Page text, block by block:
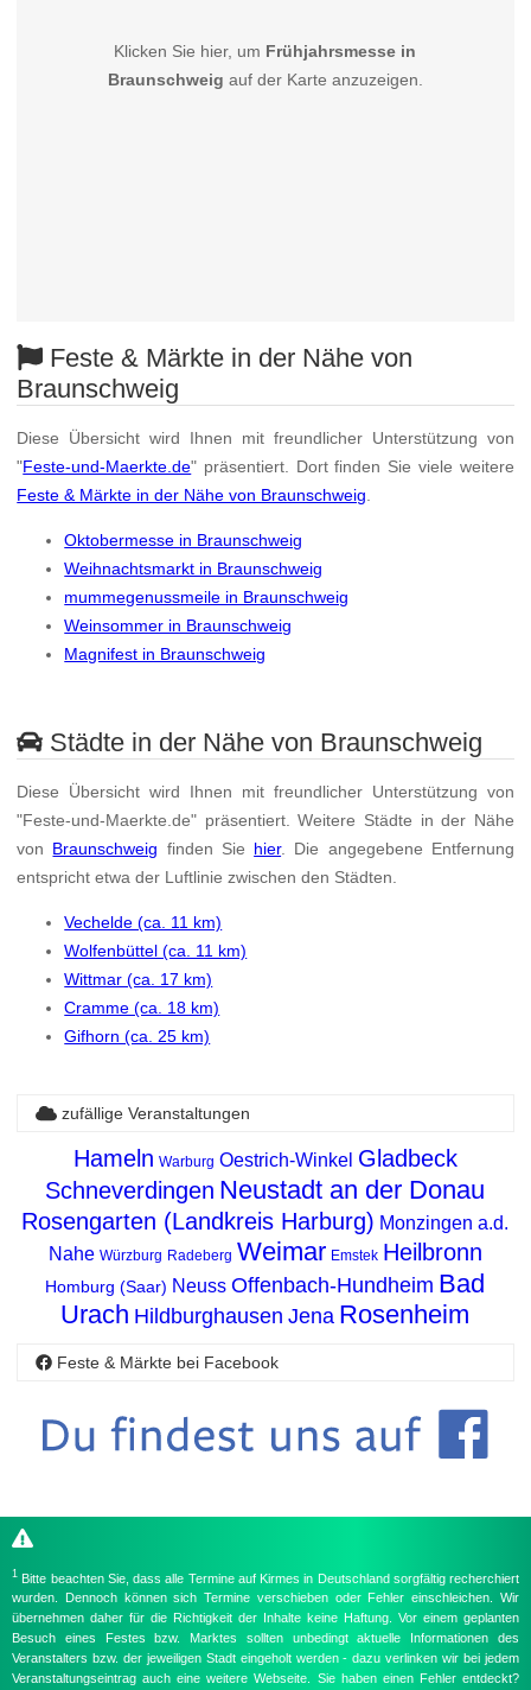
Klicken Sie hier, um Frühjahrsmesse in
Braunschweig auf der Karte anzuzeigen.
Feste & Märkte in der Nähe von
Braunschweig
Diese Übersicht wird Ihnen mit freundlicher Unterstützung von
"Feste-und-Maerkte.de" präsentiert. Dort finden Sie viele weitere
Feste & Märkte in der Nähe von Braunschweig
Oktobermesse in Braunschweig
Weihnachtsmarkt in Braunschweig
mummegenussmeile in Braunschweig
Weinsommer in Braunschweig
Magnifest in Braunschweig
Städte in der Nähe von Braunschweig
Diese Übersicht wird Ihnen mit freundlicher Unterstützung von
"Feste-und-Maerkte.de" präsentiert. Weitere Städte in der Nähe
von Braunschweig finden Sie hier. Die angegebene Entfernung
entspricht etwa der Luftlinie zwischen den Städten.
Vechelde (ca. 11 km)
Wolfenbüttel (ca. 11 km)
Wittmar (ca. 17 km)
Cramme (ca. 18 km)
Gifhorn (ca. 25 km)
zufällige Veranstaltungen
Hameln Warburg Oestrich-Winkel Gladbeck
Schneverdingen Neustadt an der Donau
Rosengarten (Landkreis Harburg) Monzingen a.d.
Nahe Würzburg Radeberg Weimar Emstek Heilbronn
Homburg (Saar) Neuss Offenbach-Hundheim Bad
Urach Hildburghausen Jena Rosenheim
Feste & Märkte bei Facebook
1 Bitte beachten Sie, dass alle Termine auf Kirmes in Deutschland sorgfältig recherchiert
wurden. Dennoch können sich Termine verschieben oder Fehler einschleichen. Wir
übernehmen daher für die Richtigkeit der Inhalte keine Haftung. Vor einem geplanten
Besuch eines Festes bzw. Marktes sollten unbedingt aktuelle Informationen des
Veranstalters bzw. der jeweiligen Stadt eingeholt werden - dazu verlinken wir bei jedem
Veranstaltungseintrag auch eine weitere Webseite. Sie haben einen Fehler entdeckt?